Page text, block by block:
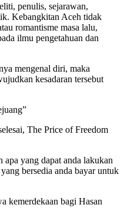
penulis, sejarawan,
Kebangkitan Aceh tidak
romantisme masa lalu,
ilmu pengetahuan dan
mengenal diri, maka
kesadaran tersebut
The Price of Freedom
yang dapat anda lakukan
bersedia anda bayar untuk
kemerdekaan bagi Hasan